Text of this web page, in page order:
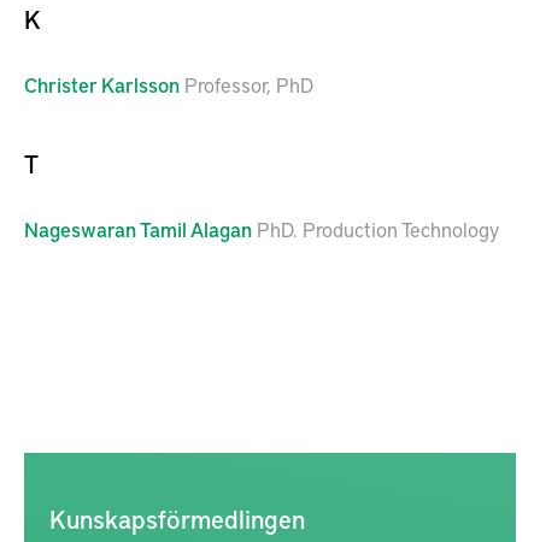
K
Christer Karlsson Professor, PhD
T
NageswaranTamil Alagan PhD. Production Technology
Kunskapsförmedlingen